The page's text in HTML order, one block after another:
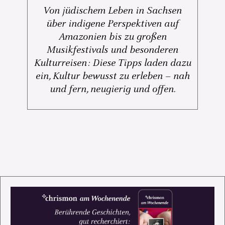
Von jüdischem Leben in Sachsen
über indigene Perspektiven auf
Amazonien bis zu großen
Musikfestivals und besonderen
Kulturreisen: Diese Tipps laden dazu
ein, Kultur bewusst zu erleben – nah
und fern, neugierig und offen.